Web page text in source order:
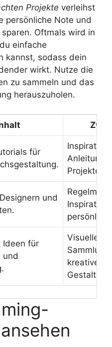
Projekte verleihst
persönliche Note und
Oftmals wird in
einfache
kannst, sodass dein
wirkt. Nutze die
zu sammeln und das
herauszuholen.
für
Inspiration
Anleitung
Projekte.
und
Inspiration
Ideen für
und
Visuelle
Sammlung
kreativen